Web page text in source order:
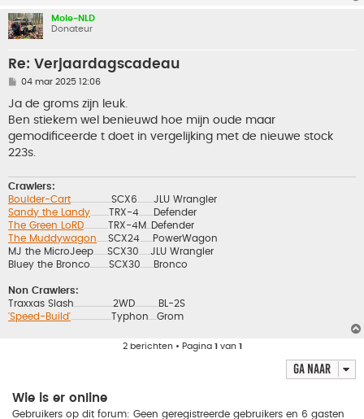
Mole-NLD
Donateur
Re: Verjaardagscadeau
B
r
c
h
04 mar 2025 12:06
Ja de groms zijn leuk.
Ben stiekem wel benieuwd hoe mijn oude maar
gemodificeerde t doet in vergelijking met de nieuwe stock
223s.
Crawlers:
Boulder-Cart..................................................SCX6 ....................JLU Wrangler
Sandy the Landy.......................TRX-4.................. Defender
The Green LoRD..............................TRX-4M ...... Defender
The Muddywagon ..............SCX24................ PowerWagon
MJ the MicroJeep.................SCX30 ..............JLU Wrangler
Bluey the Bronco .......................SCX30 ................ Bronco
Non Crawlers:
Traxxas Slash ................................................2WD............................. BL-2S
'Speed-Build'..................................................Typhon ..........Grom
2 berichten • Pagina 1van 1
Ga naar
Wie is er online
Gebruikers op dit forum: Geen geregistreerde gebruikers en 6 gasten